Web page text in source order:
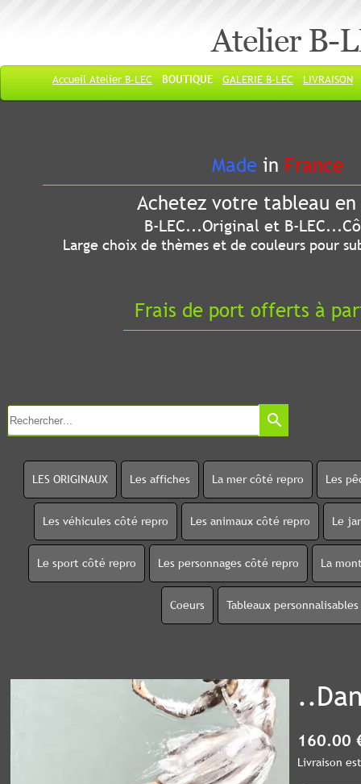
Atelier B-
Accueil Atelier B-LEC BOUTIQUE GALERIE B-LEC LIVRAISON
Made in France
Achetez votre tableau
B-LEC...Original et B-
Large choix de thèmes et de couleurs pour
Frais de port offerts à
search
LES ORIGINAUX Les affiches La mer côté repro Les
Les véhicules côté repro Les animaux côté repro Le
Le sport côté repro Les personnages côté repro La
Coeurs Tableaux personnalisables
160.00
Livraison